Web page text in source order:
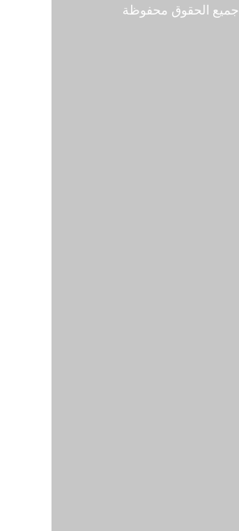
جميع الحقوق محفوظة